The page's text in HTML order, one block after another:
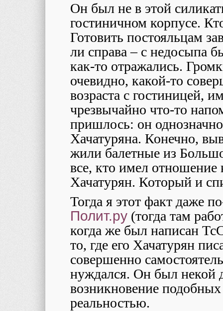
Он был не в этой
гостиничном корпусе.
Готовить постояльцам
ли справа – с недосыпа
как-то отражались.
очевидно, какой-то
возраста с гостиницей,
чрезвычайно что-то
пришлось: он
Хачатуряна. Конечно,
жили балетные из
все, кто имел отношение
Хачатурян. Который и
Тогда я этот факт даже
Полит.ру (тогда там
когда же был написан
то, где его Хачатурян
совершенно
нуждался. Он был некой
возникновение
реальностью.